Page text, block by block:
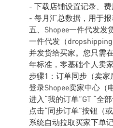
- 下载店铺设置记录、费
- 每月汇总数据，用于报
五、Shopee一件代发发
一件代发（
并发货给买家。您只需
年标准，零基础个人卖
步骤1：订单同步（卖家
登录Shopee卖家中心（
进入“我的订单”GT “全部
点击“同步订单”按钮（
系统自动拉取买家下单